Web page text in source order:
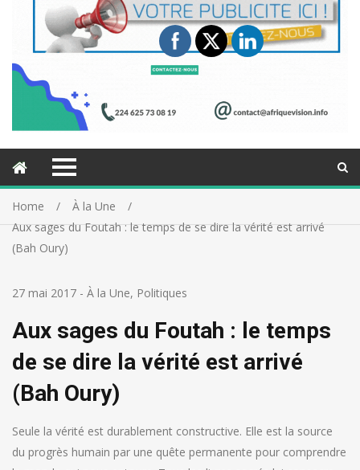
Home
À la Une
Aux sages du Foutah : le temps de se dire la vérité est arrivé
(Bah Oury)
27 mai 2017 - À la Une, Politiques
Aux sages du Foutah : le temps
de se dire la vérité est arrivé
(Bah Oury)
Seule la vérité est durablement constructive. Elle est la source
du progrès humain par une quête permanente pour comprendre